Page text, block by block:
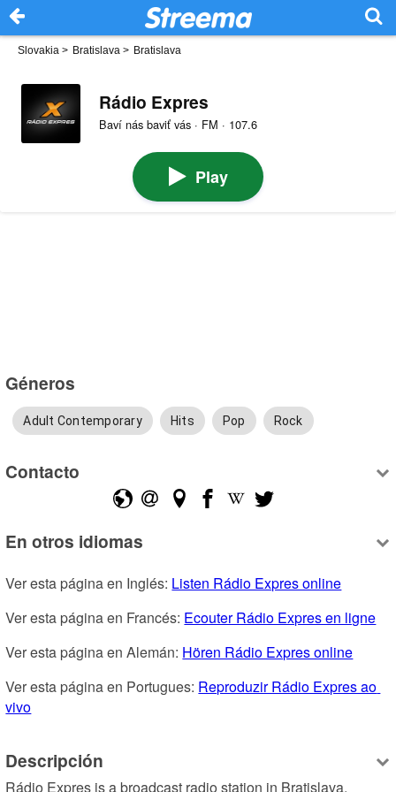
Slovakia > Bratislava > Bratislava
Rádio Expres
Baví nás baviť vás · FM · 107.6
Play
Géneros
Adult Contemporary Hits Pop Rock
Contacto
En otros idiomas
Ver esta página en Inglés: Listen Rádio Expres online
Ver esta página en Francés: Ecouter Rádio Expres en ligne
Ver esta página en Alemán: Hören Rádio Expres online
Ver esta página en Portugues: Reproduzir Rádio Expres ao
vivo
Descripción
Rádio Expres is a broadcast radio station in Bratislava,